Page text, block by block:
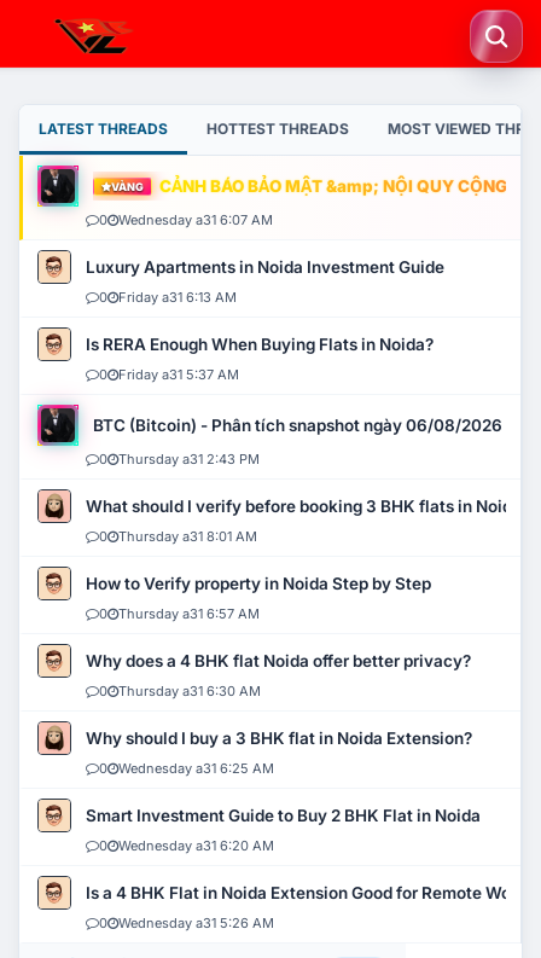
LATEST THREADS HOTTEST THREADS MOST VIEWED
VÀNG CẢNH BÁO BẢO MẬT &amp; NỘI QUY CỘNG
0 Wednesday a31 6:07 AM
Luxury Apartments in Noida Investment Guide
0 Friday a31 6:13 AM
Is RERA Enough When Buying Flats in Noida?
0 Friday a31 5:37 AM
BTC (Bitcoin) - Phân tích snapshot ngày 06/08/2026
0 Thursday a31 2:43 PM
What should I verify before booking 3 BHK flats in Noida?
0 Thursday a31 8:01 AM
How to Verify property in Noida Step by Step
0 Thursday a31 6:57 AM
Why does a 4 BHK flat Noida offer better privacy?
0 Thursday a31 6:30 AM
Why should I buy a 3 BHK flat in Noida Extension?
0 Wednesday a31 6:25 AM
Smart Investment Guide to Buy 2 BHK Flat in Noida
0 Wednesday a31 6:20 AM
Is a 4 BHK Flat in Noida Extension Good for Remote Work?
0 Wednesday a31 5:26 AM